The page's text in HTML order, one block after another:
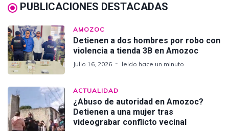
PUBLICACIONES DESTACADAS
AMOZOC
Detienen a dos hombres por robo con
violencia a tienda 3B en Amozoc
Julio 16, 2026 leido hace un minuto
ACTUALIDAD
¿Abuso de autoridad en Amozoc?
Detienen a una mujer tras
videograbar conflicto vecinal